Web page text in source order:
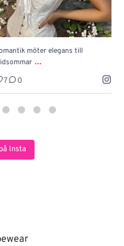
möter elegans till
...
7 0
Insta